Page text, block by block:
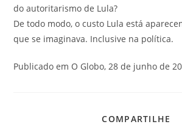
do autoritarismo de Lula?
De todo modo, o custo Lula está
que se imaginava. Inclusive na política.
Publicado em O Globo, 28 de junho de
COMPARTILHE